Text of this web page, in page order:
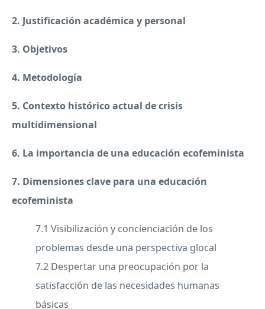
2. Justificación académica y personal
3. Objetivos
4. Metodología
5. Contexto histórico actual de crisis
multidimensional
6. La importancia de una educación ecofeminista
7. Dimensiones clave para una educación
ecofeminista
7.1 Visibilización y concienciación de los
problemas desde una perspectiva glocal
7.2 Despertar una preocupación por la
satisfacción de las necesidades humanas
básicas